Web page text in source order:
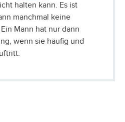
halten kann. Es ist
manchmal keine
Mann hat nur dann
wenn sie häufig und